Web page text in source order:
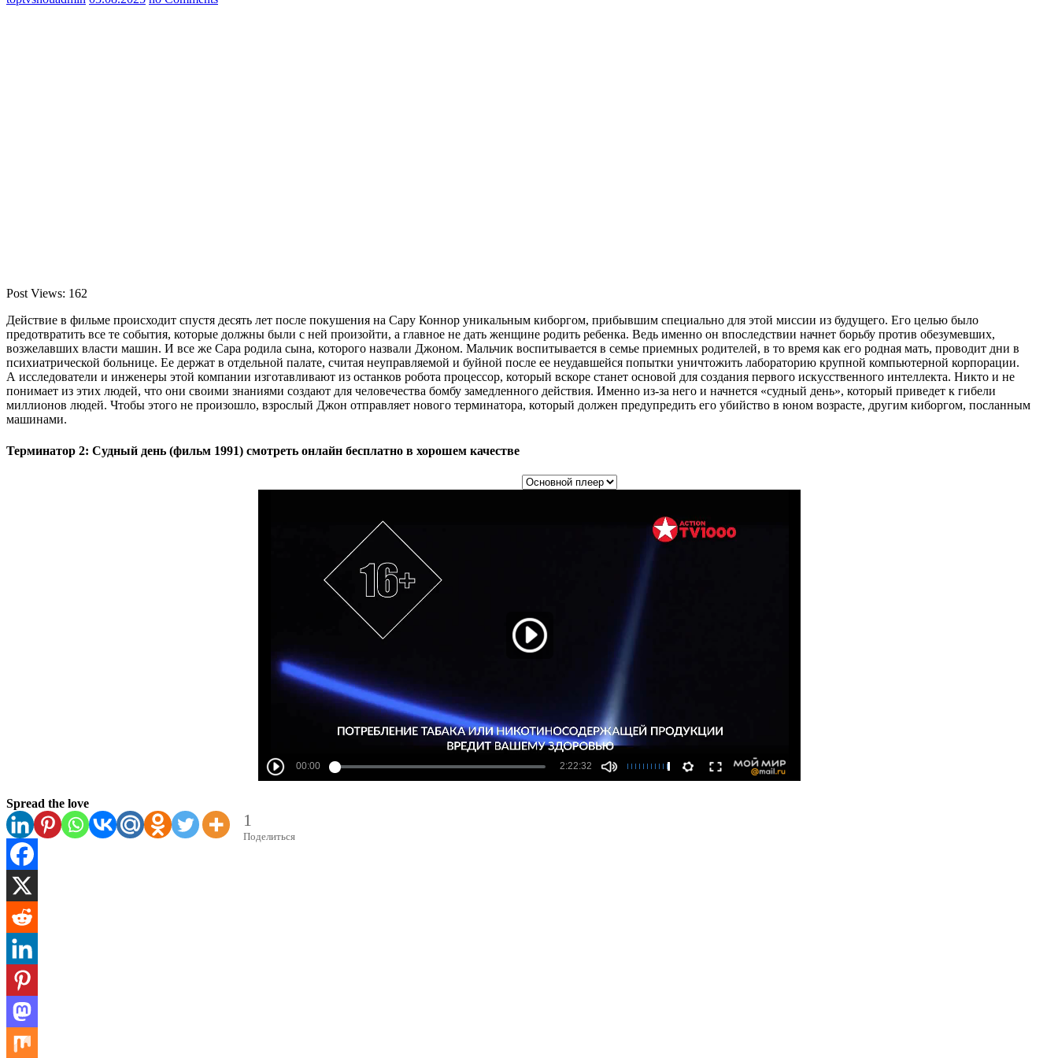
Post Views: 162
Действие в фильме происходит спустя десять лет после покушения на Сару Коннор уникальным киборгом, прибывшим специально для этой миссии из будущего. Его целью было
предотвратить все те события, которые должны были с ней произойти, а главное не дать женщине родить ребенка. Ведь именно он впоследствии начнет борьбу против обезумевших,
возжелавших власти машин. И все же Сара родила сына, которого назвали Джоном. Мальчик воспитывается в семье приемных родителей, в то время как его родная мать, проводит дни в
психиатрической больнице. Ее держат в отдельной палате, считая неуправляемой и буйной после ее неудавшейся попытки уничтожить лабораторию крупной компьютерной корпорации.
А исследователи и инженеры этой компании изготавливают из останков робота процессор, который вскоре станет основой для создания первого искусственного интеллекта. Никто и не
понимает из этих людей, что они своими знаниями создают для человечества бомбу замедленного действия. Именно из-за него и начнется «судный день», который приведет к гибели
миллионов людей. Чтобы этого не произошло, взрослый Джон отправляет нового терминатора, который должен предупредить его убийство в юном возрасте, другим киборгом, посланным
машинами.
Терминатор 2: Судный день (фильм 1991) смотреть онлайн бесплатно в хорошем качестве
Spread the love
1
Поделиться